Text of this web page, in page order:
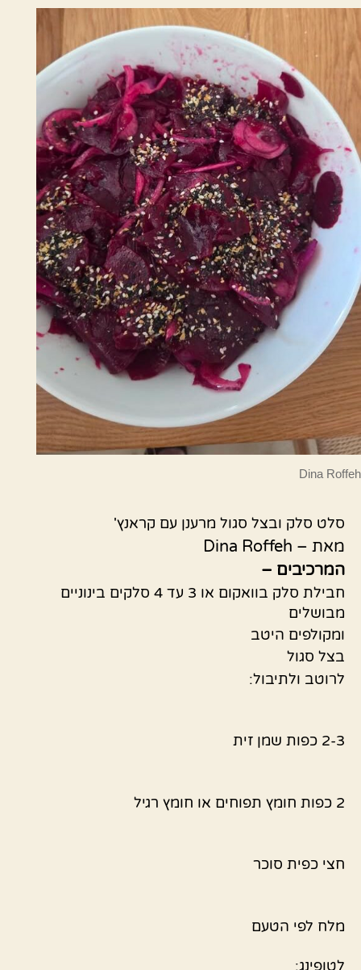
Dina Roffeh
סלט סלק ובצל סגול מרענן עם קראנץ'
מאת – Dina Roffeh
המרכיבים –
חבילת סלק בוואקום או 3 עד 4 סלקים בינוניים
מבושלים
ומקולפים היטב
בצל סגול
לרוטב ולתיבול:
2-3 כפות שמן זית
2 כפות חומץ תפוחים או חומץ רגיל
חצי כפית סוכר
מלח לפי הטעם
לטופינג: